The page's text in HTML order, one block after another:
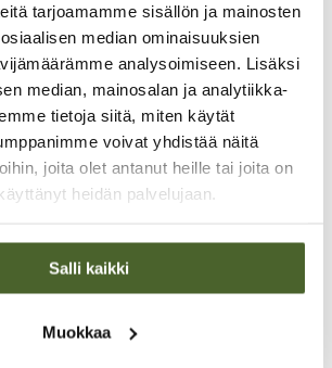
tarjoamamme sisällön ja mainosten
median ominaisuuksien
analysoimiseen. Lisäksi
median, mainosalan ja analytiikka-
tietoja siitä, miten käytät
voivat yhdistää näitä
joita olet antanut heille tai joita on
heidän palvelujaan.
Salli kaikki
Muokkaa